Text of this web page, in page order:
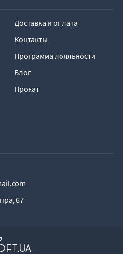
Доставка и оплата
Контакты
Программа лояльности
Блог
Прокат
67